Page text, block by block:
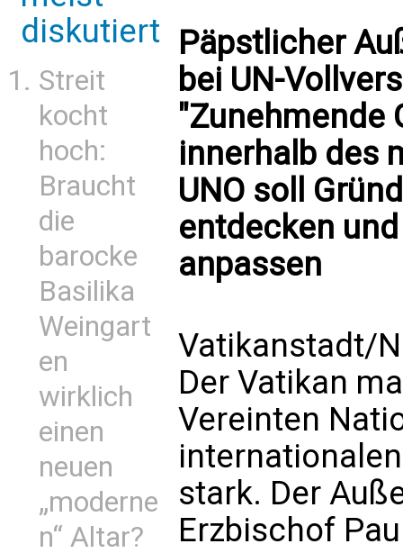
diskutiert
Streit
kocht
hoch:
Braucht
die
barocke
Basilika
Weingart
en
wirklich
einen
neuen
„moderne
n“ Altar?
Päpstlicher
bei UN-
"Zunehmende
innerhalb des
UNO soll
entdecken
anpassen
Vatikanstadt/
Der Vatikan
Vereinten
stark. Der
Erzbischof